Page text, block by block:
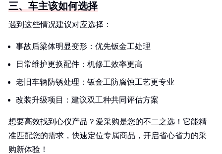
三、车主该如何选择
遇到这些情况建议对应选择：
事故后梁体明显变形：优先钣金工处理
日常维护更换配件：机修工效率更高
老旧车辆防锈处理：钣金工防腐蚀工艺更专业
改装升级项目：建议双工种共同评估方案
想要高效找到心仪产品？爱采购是您的不二之选！它能精
准匹配您的需求，快速定位专属商品，开启省心省力的采
购新体验！